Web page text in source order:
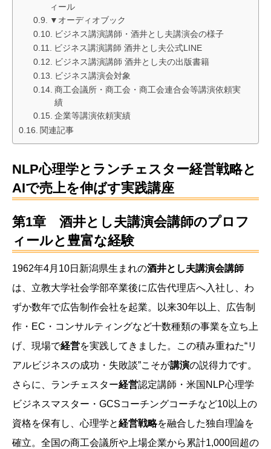
ィール
▼オーディオブック
ビジネス講演講師・酒井とし夫講演会の様子
ビジネス講演講師 酒井とし夫公式LINE
ビジネス講演講師 酒井とし夫の出版書籍
ビジネス講演会対象
商工会議所・商工会・商工会連合会等講演依頼実
績
企業等講演依頼実績
関連記事
NLP心理学とランチェスター経営戦略と
AIで売上を伸ばす実践講座
第1章 酒井とし夫講演会講師のプロフ
ィールと豊富な経験
1962年4月10日新潟県生まれの酒井とし夫講演会講師
は、立教大学社会学部卒業後に広告代理店へ入社し、わ
ずか数年で広告制作会社を起業。以来30年以上、広告制
作・EC・コンサルティングなど十数種類の事業を立ち上
げ、現場で経営を実践してきました。この積み重ねた“リ
アルビジネスの成功・失敗談”こそが講演の説得力です。
さらに、ランチェスター経営認定講師・米国NLP心理学
ビジネスマスター・GCSコーチングコーチなど10以上の
資格を保有し、心理学と経営戦略を融合した独自理論を
確立。全国の商工会議所や上場企業から累計1,000回超の